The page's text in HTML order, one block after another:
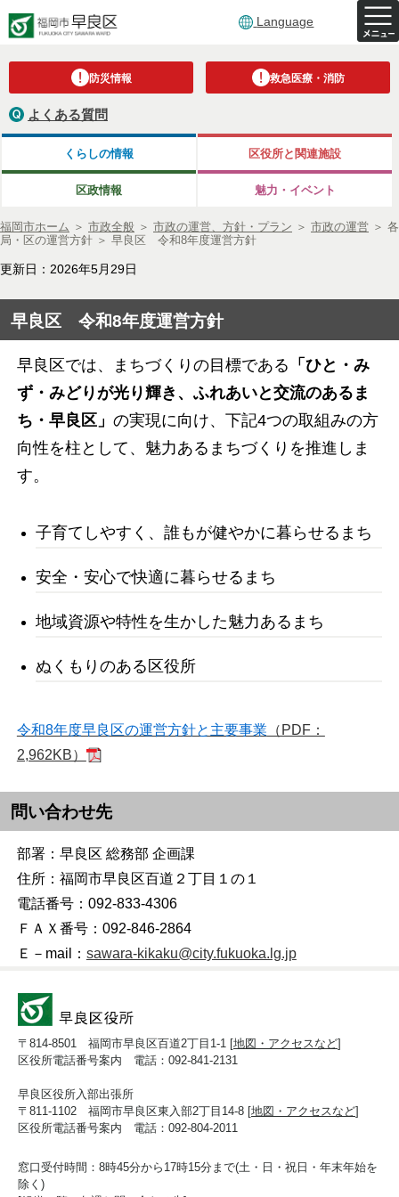
Language
防災情報 救急医療・消防
よくある質問
くらしの情報 区役所と関連施設
区政情報 魅力・イベント
福岡市ホーム ＞ 市政全般 ＞ 市政の運営、方針・プラン ＞ 市政の運営 ＞ 各
局・区の運営方針 ＞ 早良区 令和8年度運営方針
更新日：2026年5月29日
早良区 令和8年度運営方針
早良区では、まちづくりの目標である 「ひと・み
ず・みどりが光り輝き、ふれあいと交流のあるま
ち・早良区」 の実現に向け、下記4つの取組みの方
向性を柱として、魅力あるまちづくりを推進しま
す。
子育てしやすく、誰もが健やかに暮らせるまち
安全・安心で快適に暮らせるまち
地域資源や特性を生かした魅力あるまち
ぬくもりのある区役所
令和8年度早良区の運営方針と主要事業 （PDF：
2,962KB）
問い合わせ先
部署：早良区 総務部 企画課
住所：福岡市早良区百道２丁目１の１
電話番号：092-833-4306
ＦＡＸ番号：092-846-2864
Ｅ－mail： sawara-kikaku@city.fukuoka.lg.jp
〒814-8501 福岡市早良区百道2丁目1-1 [地図・アクセスなど]
区役所電話番号案内 電話：092-841-2131
早良区役所入部出張所
〒811-1102 福岡市早良区東入部2丁目14-8 [地図・アクセスなど]
区役所電話番号案内 電話：092-804-2011
窓口受付時間：8時45分から17時15分まで(土・日・祝日・年末年始を
除く)